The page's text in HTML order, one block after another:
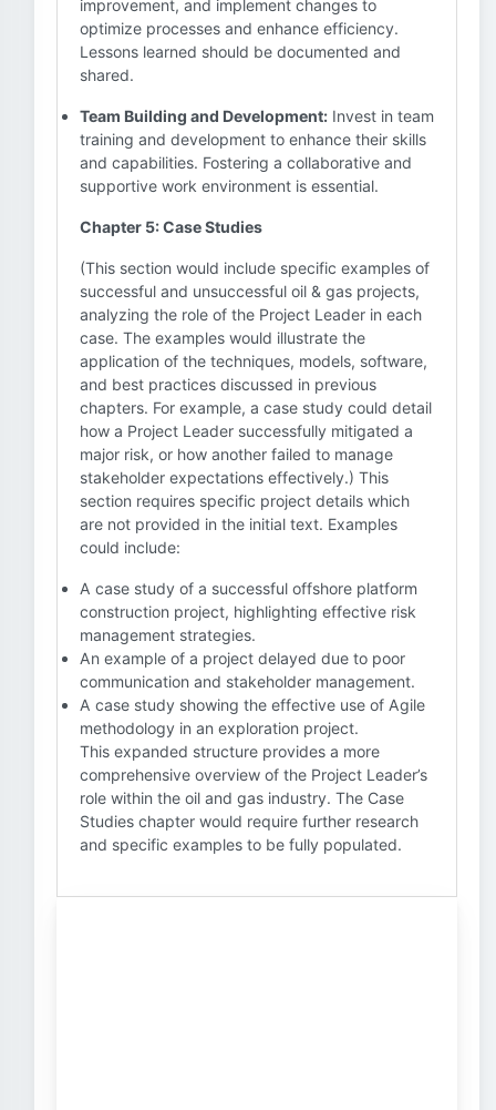
improvement, and implement changes to
optimize processes and enhance efficiency.
Lessons learned should be documented and
shared.
Team Building and Development: Invest in team
training and development to enhance their skills
and capabilities. Fostering a collaborative and
supportive work environment is essential.
Chapter 5: Case Studies
(This section would include specific examples of
successful and unsuccessful oil & gas projects,
analyzing the role of the Project Leader in each
case. The examples would illustrate the
application of the techniques, models, software,
and best practices discussed in previous
chapters. For example, a case study could detail
how a Project Leader successfully mitigated a
major risk, or how another failed to manage
stakeholder expectations effectively.) This
section requires specific project details which
are not provided in the initial text. Examples
could include:
A case study of a successful offshore platform
construction project, highlighting effective risk
management strategies.
An example of a project delayed due to poor
communication and stakeholder management.
A case study showing the effective use of Agile
methodology in an exploration project.
This expanded structure provides a more
comprehensive overview of the Project Leader’s
role within the oil and gas industry. The Case
Studies chapter would require further research
and specific examples to be fully populated.